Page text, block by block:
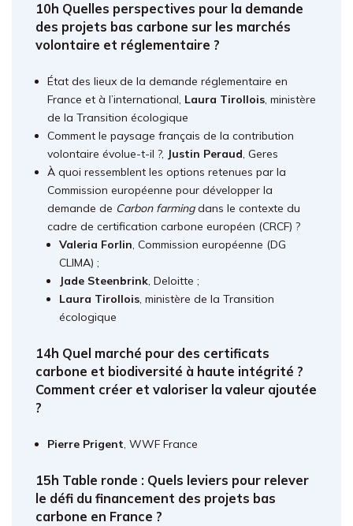
10h Quelles perspectives pour la demande
des projets bas carbone sur les marchés
volontaire et réglementaire ?
État des lieux de la demande réglementaire en
France et à l’international, Laura Tirollois, ministère
de la Transition écologique
Comment le paysage français de la contribution
volontaire évolue-t-il ?, Justin Peraud, Geres
À quoi ressemblent les options retenues par la
Commission européenne pour développer la
demande de Carbon farmingdans le contexte du
cadre de certification carbone européen (CRCF) ?
Valeria Forlin, Commission européenne (DG
CLIMA) ;
Jade Steenbrink, Deloitte ;
Laura Tirollois, ministère de la Transition
écologique
14h Quel marché pour des certificats
carbone et biodiversité à haute intégrité ?
Comment créer et valoriser la valeur ajoutée
?
Pierre Prigent, WWF France
15h Table ronde : Quels leviers pour relever
le défi du financement des projets bas
carbone en France ?